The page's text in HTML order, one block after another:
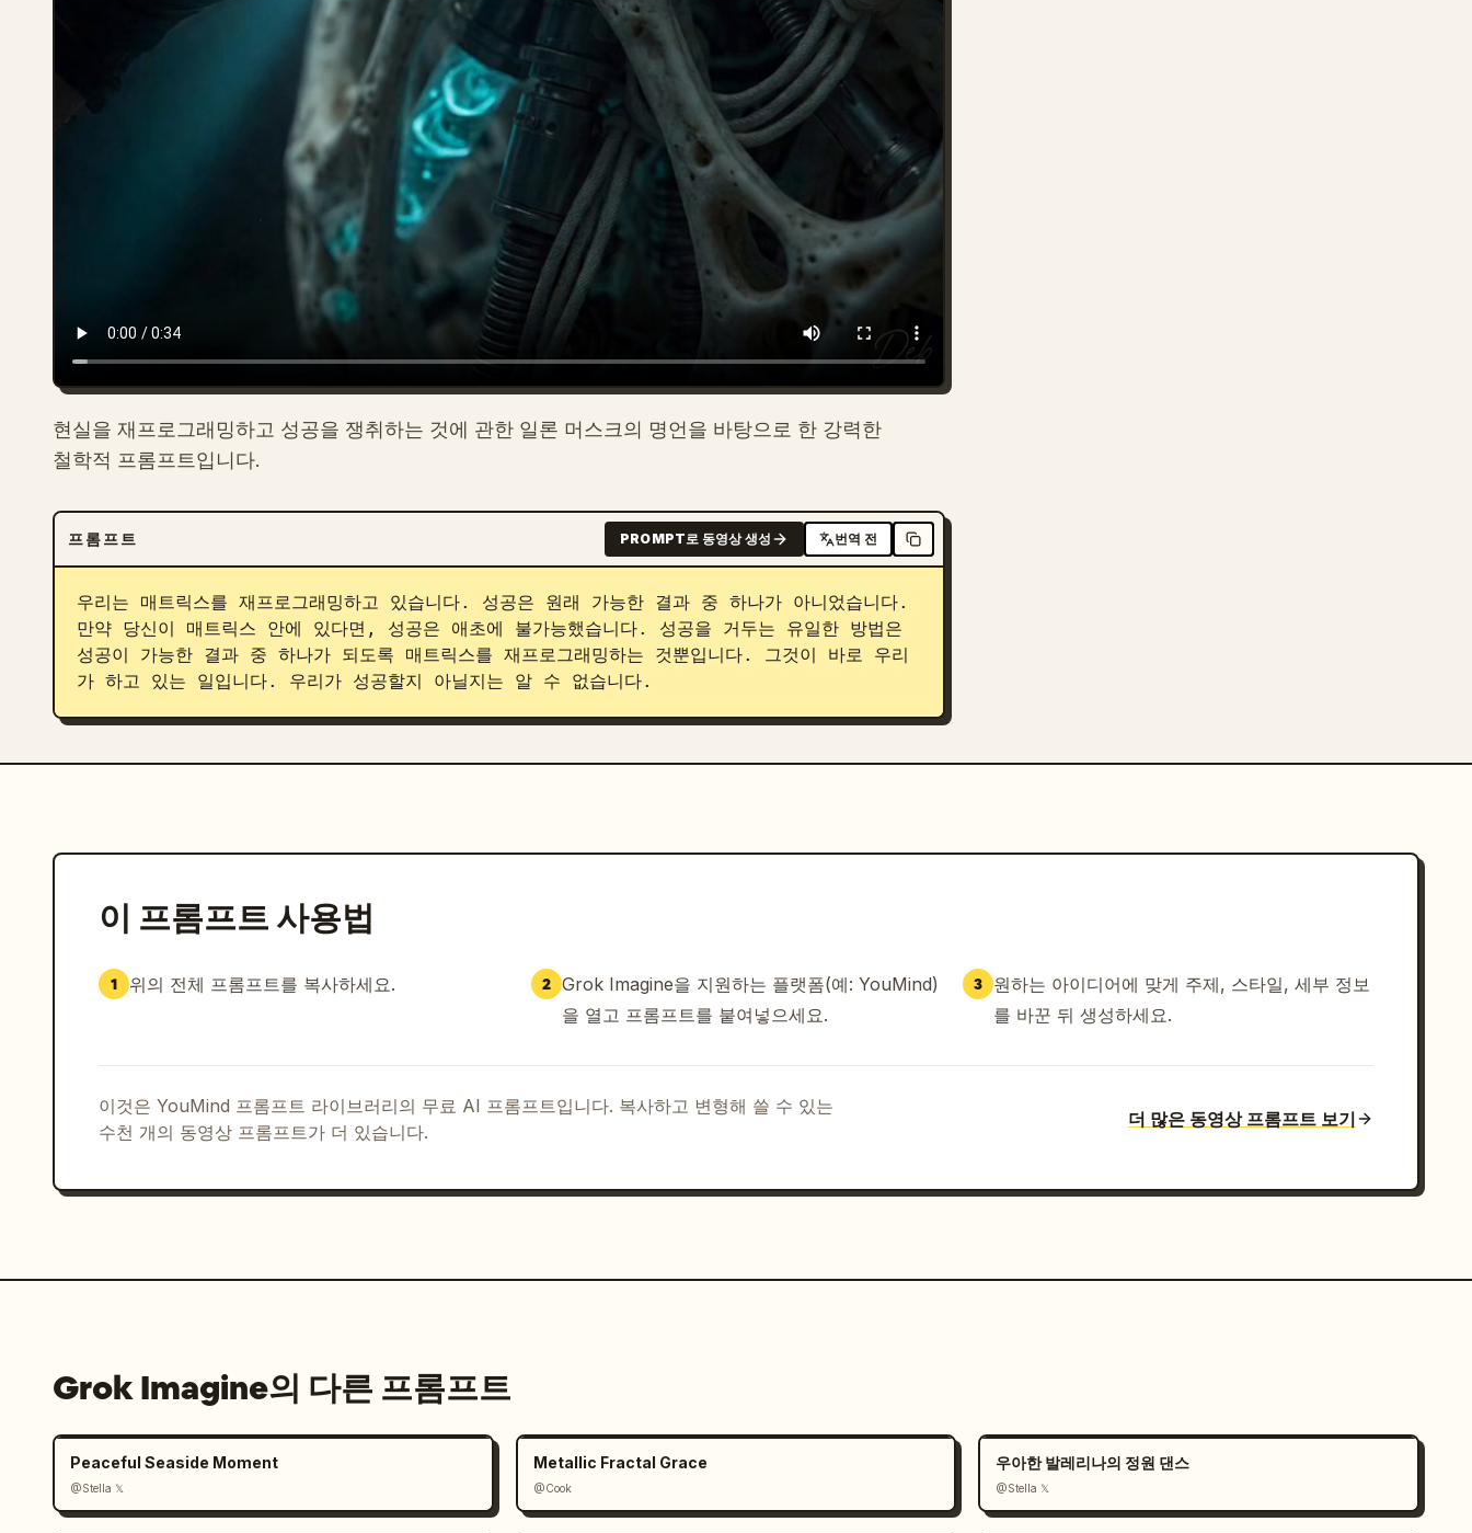
현실을 재프로그래밍하고 성공을 쟁취하는 것에 관한 일론 머스크의 명언을 바탕으로 한 강력한
철학적 프롬프트입니다.
프롬프트 PROMPT로 동영상 생성 번역 전
우리는 매트릭스를 재프로그래밍하고 있습니다. 성공은 원래 가능한 결과 중 하나가 아니었습니다.
만약 당신이 매트릭스 안에 있다면, 성공은 애초에 불가능했습니다. 성공을 거두는 유일한 방법은
성공이 가능한 결과 중 하나가 되도록 매트릭스를 재프로그래밍하는 것뿐입니다. 그것이 바로 우리
가 하고 있는 일입니다. 우리가 성공할지 아닐지는 알 수 없습니다.
이 프롬프트 사용법
1 위의 전체 프롬프트를 복사하세요. 2 Grok Imagine을 지원하는 플랫폼(예: YouMind)
을 열고 프롬프트를 붙여넣으세요.
3
원하는 아이디어에 맞게 주제, 스타일, 세부 정보
를 바꾼 뒤 생성하세요.
이것은 YouMind 프롬프트 라이브러리의 무료 AI 프롬프트입니다. 복사하고 변형해 쓸 수 있는
수천 개의 동영상 프롬프트가 더 있습니다.
더 많은 동영상 프롬프트 보기
Grok Imagine의 다른 프롬프트
Peaceful Seaside Moment
@Stella 𝕏
Metallic Fractal Grace
@Cook
우아한 발레리나의 정원 댄스
@Stella 𝕏